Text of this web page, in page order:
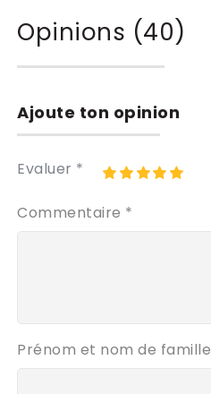
Opinions (40)
Ajoute ton opinion
Evaluer *
Commentaire *
Prénom et nom de